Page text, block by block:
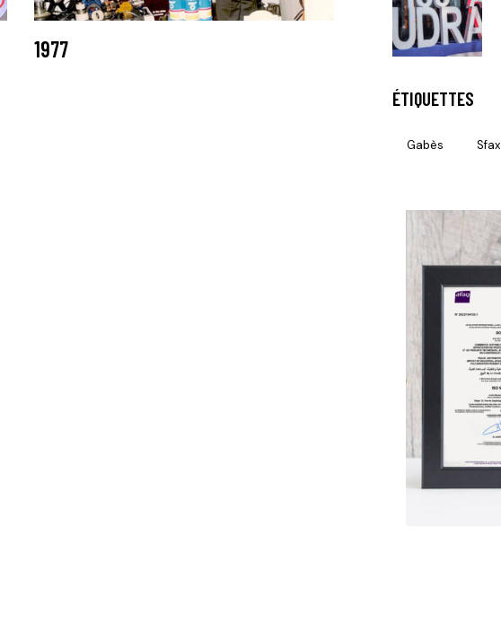
1977
ÉTIQUETTES
Gabès Sfax